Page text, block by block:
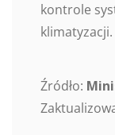
kontrole
klimatyzacji.
Źródło: